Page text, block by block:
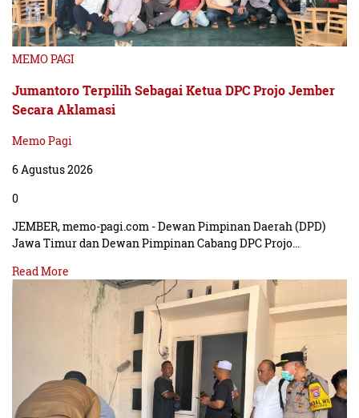
MEMO PAGI
Jumantoro Terpilih Sebagai Ketua DPC Projo Jember
Secara Aklamasi
Memo Pagi
6 Agustus 2026
0
JEMBER, memo-pagi.com - Dewan Pimpinan Daerah (DPD)
Jawa Timur dan Dewan Pimpinan Cabang DPC Projo…
Read More